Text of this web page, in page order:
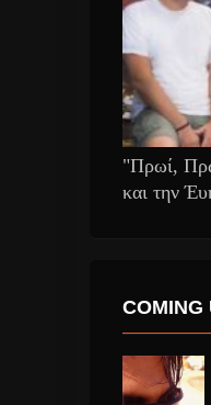
"Πρωί,
και την
COMING